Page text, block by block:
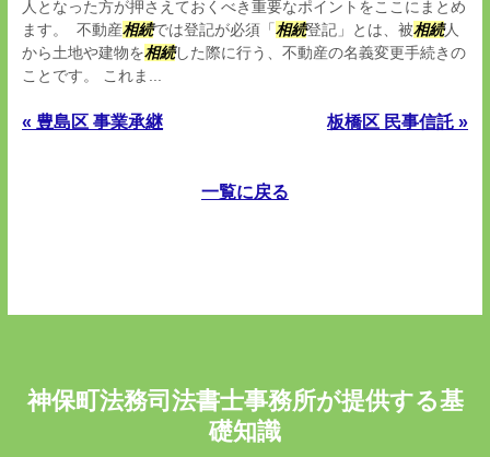
人となった方が押さえておくべき重要なポイントをここにまとめ
ます。 不動産相続では登記が必須「 相続登記」とは、被相続人
から土地や建物を相続した際に行う、不動産の名義変更手続きの
ことです。 これま...
« 豊島区 事業承継 板橋区 民事信託 »
一覧に戻る
神保町法務司法書士事務所が提供する基
礎知識